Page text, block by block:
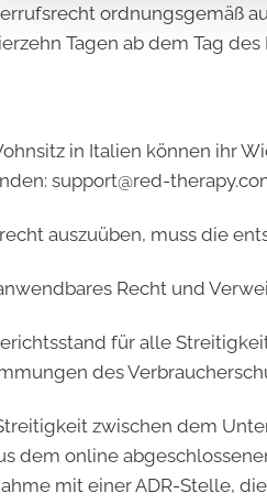
ordnungsgemäß
Tagen ab dem Tag
in Italien können ihr
support@red-
auszuüben, muss die
Recht und
für alle
des
zwischen dem
dem online
mit einer ADR-Stelle,